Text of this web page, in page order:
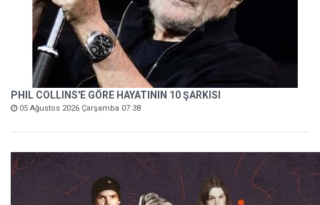
PHIL COLLINS'E GÖRE HAYATININ 10 ŞARKISI
05 Ağustos 2026 Çarşamba 07:38